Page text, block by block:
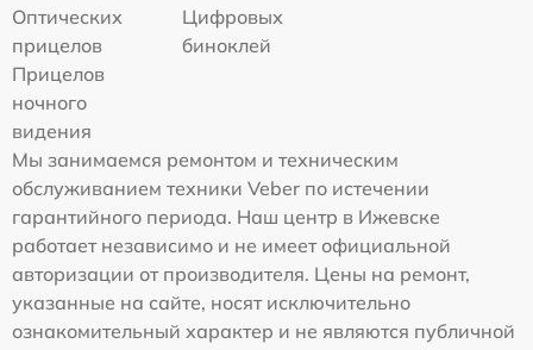
Оптических
прицелов
Цифровых
биноклей
Прицелов
ночного
видения
Мы занимаемся ремонтом и техническим
обслуживанием техники Veber по истечении
гарантийного периода. Наш центр в Ижевске
работает независимо и не имеет официальной
авторизации от производителя. Цены на ремонт,
указанные на сайте, носят исключительно
ознакомительный характер и не являются публичной